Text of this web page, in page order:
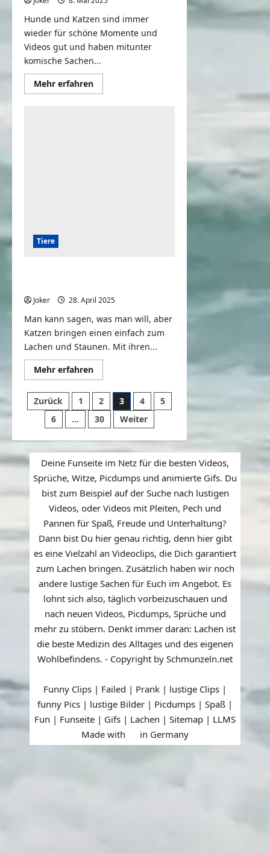
Hunde und Katzen sind immer
wieder für schöne Momente und
Videos gut und haben mitunter
komische Sachen...
Mehr erfahrenMehr
Informationen
Tiere
Joker 28. April 2025
Man kann sagen, was man will, aber
Katzen bringen einen einfach zum
Lachen und Staunen. Mit ihren...
Mehr erfahrenMehr
Informationen
Videos
von
lustigen
Katzen,
Kätzchen
Hunden
Seitennummerierung
Beiträge
Zurück 1 2 3 4
5
6
… 30 Weiter
Deine Funseite im Netz für die besten Videos,
Sprüche, Witze, Picdumps und animierte Gifs. Du
bist zum Beispiel auf der Suche nach lustigen
Videos, oder Videos mit Pleiten, Pech und
Pannen für Spaß, Freude und Unterhaltung?
Dann bist Du hier genau richtig, denn hier gibt
es eine Vielzahl an Videoclips, die Dich garantiert
zum Lachen bringen. Zusätzlich haben wir noch
andere lustige Sachen für Euch im Angebot. Es
lohnt sich also, täglich vorbeizuschauen und
nach neuen Videos, Picdumps, Sprüche und
mehr zu stöbern. Denkt immer daran: Lachen ist
die beste Medizin des Alltages und des eigenen
Wohlbefindens. - Copyright by Schmunzeln.net
Funny Clips | Failed | Prank | lustige Clips |
funny Pics | lustige Bilder | Picdumps | Spaß |
Fun | Funseite | Gifs | Lachen | Sitemap | LLMS
Made with
in Germany